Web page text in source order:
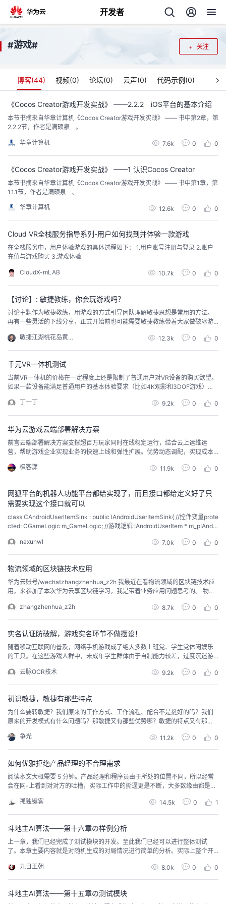
开发者
返
回
个
人
主
页
我
的
开
发
者
我
博
客
的
论
坛
我
的
圈
子
我
的
直
播
我
的
活
动
我
的
关
注
我
的
开
发
者
学
堂
我
的
课
程
我
的
认
证
我
的
实
验
我
的
收
藏
我
的
Programs
我
的
持
的
技
术
支
我
的
云
声
关注
#游戏#
博客(44) 视频(0) 论坛(0) 云声(0) 代码示例(0)
《Cocos Creator游戏开发实战》 ——2.2.2 iOS平台的基本介绍
本节书摘来自华章计算机《Cocos Creator游戏开发实战》 —— 书中第2章，第
2.2.2节，作者是满硕泉 。
华章计算机 7.6k 0 0
《Cocos Creator游戏开发实战》 ——1 认识Cocos Creator
本节书摘来自华章计算机《Cocos Creator游戏开发实战》 —— 书中第1章，第
1.1.1节，作者是满硕泉 。
华章计算机 12.6k 0 0
Cloud VR全栈服务指导系列-用户如何找到并体验一款游戏
在全栈服务中，用户体验游戏的具体过程如下： 1.用户账号注册与登录 2.账户
充值与游戏购买 3.游戏体验
CloudX-mLAB 10.7k 0 0
【讨论】: 敏捷教练，你会玩游戏吗？
讨论主题作为敏捷教练，用游戏的方式引导团队理解敏捷思想是常用的方法。
再有一些灵活的下线分享，正式开始前也可能需要敏捷教练带着大家做破冰游
教练、游戏心得这里先分享一个游戏，名字叫“你说我做”：第一轮：这个游戏要
求在1分钟内，员工按照老板的指令完成移动尽量多的步数。指令只有五个，分
敏捷江湖桃花岛黄岛主 12.3k 0 0
千元VR一体机测试
当前VR一体机的价格在一定程度上还是限制了普通用户对VR设备的购买欲望。
如果一款设备能满足普通用户的基本体验要求（比如4K观影和3DOF游戏），
备走进普通用户的家庭。当前市面上有一些千元机型，但体验上相较2000元以
上的中端设备有哪些差距，目前还没有一个具体的数据，所以千元机对比中端
丁一丁 9.2k 0 0
华为云游戏云端部署解决方案
前言云端部署解决方案支撑超百万玩家同时在线稳定运行，结合云上运维运
营，帮助游戏企业实现业务的快速上线和弹性扩展。优势动态调配，实现成本
扩服、并服等场景的业务运行。性能优化，体验提升通过对计算、网络、存储
服务的全面优化，为游戏客户提供高性能云平台，构筑游戏运行的可靠基石。
极客潇 11.9k 0 0
网狐平台的机器人功能平台都给实现了，而且接口都给定义好了只
需要实现这个接口就可以
class CAndroidUserItemSink : public IAndroidUserItemSink{ //控件变量prote
cted: CGameLogic m_GameLogic; //游戏逻辑 IAndroidUserItem * m_pIAndro
naxunwl
7.0k 0 0
物流领域的区块链技术应用
华为云账号/wechatzhangzhenhua_z2h 我最近在看物流领域的区块链技术应
用。来参加了本次华为云享区块链学习，我是带着业务应用问题思考的。 物流
凭什么优势解决这一问题，从而帮助物流领域创新的呢? 玩过拷贝不走样游戏的
人多，思考过物流领域的人少。所以，那拷贝不走样游戏为例子来对照物流领
zhangzhenhua_z2h 8.7k 0 0
实名认证防破解，游戏实名环节不做摆设！
随着移动互联网的普及，网络手机游戏成了绝大多数上班党、学生党休闲娱乐
的工具。在这些游戏人群中，未成年学生群体由于自制能力较差，过度沉迷游
统，防治过度沉迷。据了解，到目前为止，不管是新注册的账号是还老玩家账
号，从防沉迷系统开启的那一天，都需要重新验证身份信息，确认人证一致之
云脉OCR技术 9.2k 0 0
初识敏捷，敏捷有那些特点
为什么要转敏捷？我们原来的工作方式、工作流程、配合不是挺好的吗？我们
原来的开发模式有什么问题吗？那敏捷又有那些优势哪？敏捷的特点又有那
代，小步快跑，请问什么是快速迭代？什么又是小步快跑？
争光 11.2k 0 0
如何优雅拒绝产品经理的不合理需求
阅读本文大概需要 5 分钟。产品经理和程序员由于所处的位置不同，所以经常
会在网-上看到对对方的吐槽，实际工作中的撕逼更是不断，大多数缘由都是因
地。然而，大多数时候程序员的问题在于对于产品经理提出的任何需求，都不
能以道理反驳，而只是以直觉说：『我觉得不行』、『我觉得用户没有这个需
孤独键客 14.5k 0 1
斗地主AI算法——第十六章の样例分析
上一章，我们已经完成了测试模块的开发。至此我们已经可以进行整体测试
了。本章主要内容就是对随机生成的对局情况进行简单的分析。实际上整个开
设计的策略是否合理，然后不断的调整策略，调整权值等等。这个过程持续了
蛮久的，而且很多地方都反复的修改，感觉git都快要被我玩坏了。下面具体拿
九日王朝 8.0k 0 0
斗地主AI算法——第十五章の测试模块